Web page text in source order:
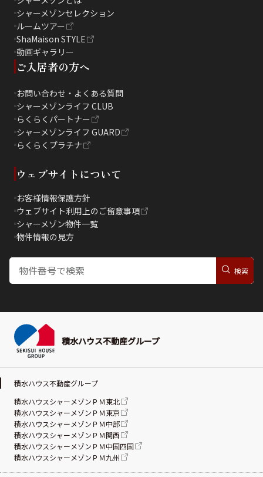
シャーメゾンセレクション
ルームツアー
ShaMaison STYLE
動画ギャラリー
ご入居者の方へ
お問い合わせ・よくある質問
シャーメゾンライフ CLUB
らくらくパートナー
シャーメゾンライフ GUARD
らくらくプラチナ
ウェブサイトについて
お客様情報保護方針
ウェブサイト利用上のご留意事項
シャーメゾン物件一覧
物件情報の見方
積水ハウス不動産グループ
積水ハウス不動産グループ
積水ハウスシャーメゾンＰＭ東北
積水ハウスシャーメゾンＰＭ東京
積水ハウスシャーメゾンＰＭ中部
積水ハウスシャーメゾンＰＭ関西
積水ハウスシャーメゾンＰＭ中国四国
積水ハウスシャーメゾンＰＭ九州